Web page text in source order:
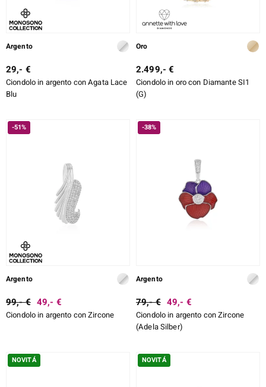
Argento
29,- €
Ciondolo in argento con Agata Lace
Blu
Oro
2.499,- €
Ciondolo in oro con Diamante SI1
(G)
-51%
Argento
99,- € 49,- €
Ciondolo in argento con Zircone
-38%
Argento
79,- € 49,- €
Ciondolo in argento con Zircone
(Adela Silber)
NOVITÁ NOVITÁ